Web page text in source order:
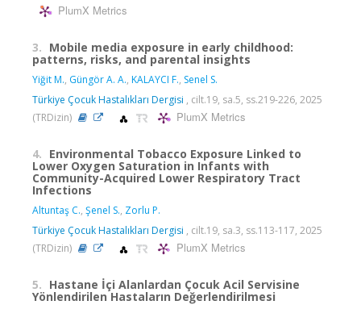
PlumX Metrics
3. Mobile media exposure in early childhood:
patterns, risks, and parental insights
Yiğit M., Güngör A. A., KALAYCI F., Senel S.
Türkiye Çocuk Hastalıkları Dergisi , cilt.19, sa.5, ss.219-226, 2025
(TRDizin)
PlumX Metrics
4. Environmental Tobacco Exposure Linked to
Lower Oxygen Saturation in Infants with
Community-Acquired Lower Respiratory Tract
Infections
Altuntaş C., Şenel S., Zorlu P.
Türkiye Çocuk Hastalıkları Dergisi , cilt.19, sa.3, ss.113-117, 2025
(TRDizin)
PlumX Metrics
5. Hastane İçi Alanlardan Çocuk Acil Servisine
Yönlendirilen Hastaların Değerlendirilmesi